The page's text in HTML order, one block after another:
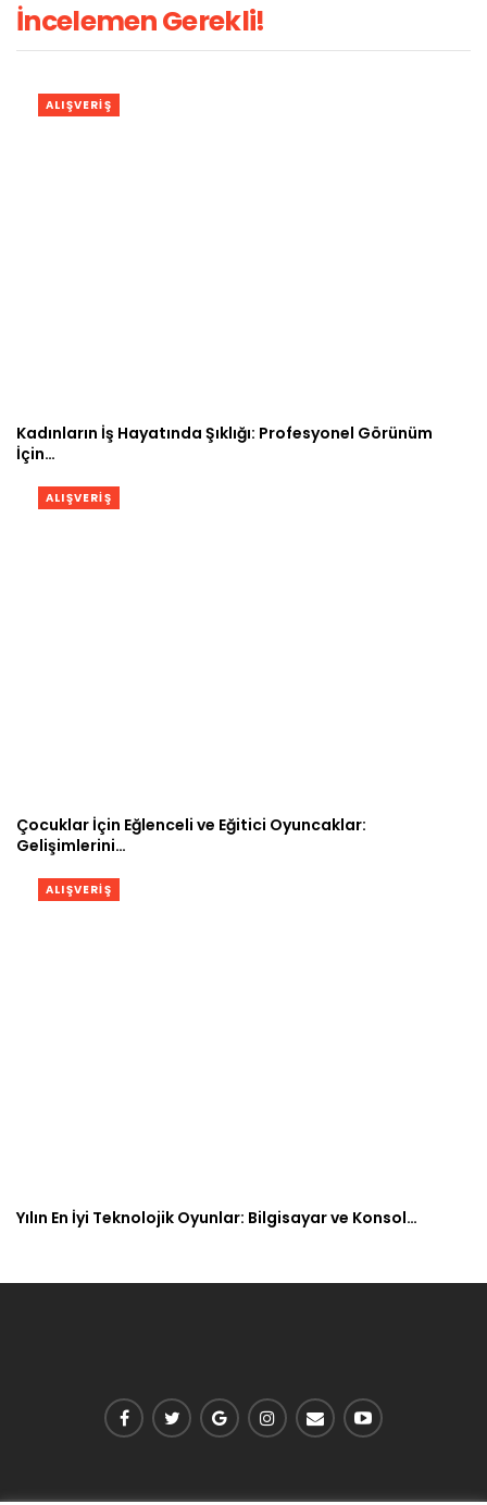
İncelemen Gerekli!
ALIŞVERIŞ
Kadınların İş Hayatında Şıklığı: Profesyonel Görünüm
İçin…
ALIŞVERIŞ
Çocuklar İçin Eğlenceli ve Eğitici Oyuncaklar:
Gelişimlerini…
ALIŞVERIŞ
Yılın En İyi Teknolojik Oyunlar: Bilgisayar ve Konsol…